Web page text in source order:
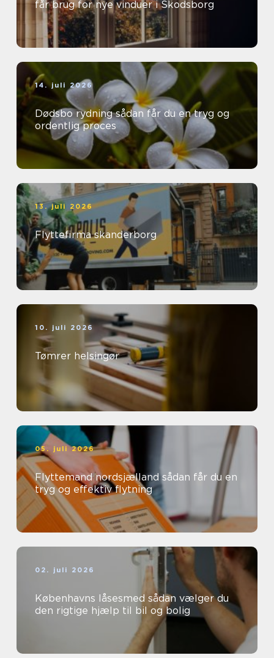
får brug for nye vinduer i Skodsborg
14. juli 2026
Dødsbo rydning sådan får du en tryg og
ordentlig proces
13. juli 2026
Flyttefirma skanderborg
10. juli 2026
Tømrer helsingør
05. juli 2026
Flyttemand nordsjælland sådan får du en
tryg og effektiv flytning
02. juli 2026
Københavns låsesmed sådan vælger du
den rigtige hjælp til bil og bolig